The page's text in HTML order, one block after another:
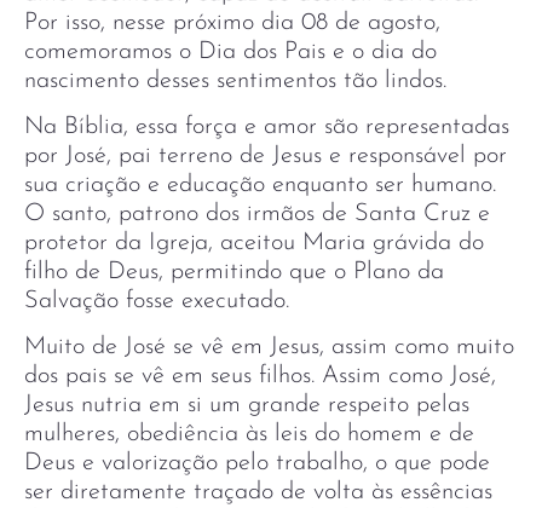
Por isso, nesse próximo dia 08 de agosto,
comemoramos o Dia dos Pais e o dia do
nascimento desses sentimentos tão lindos.
Na Bíblia, essa força e amor são representadas
por José, pai terreno de Jesus e responsável por
sua criação e educação enquanto ser humano.
O santo, patrono dos irmãos de Santa Cruz e
protetor da Igreja, aceitou Maria grávida do
filho de Deus, permitindo que o Plano da
Salvação fosse executado.
Muito de José se vê em Jesus, assim como muito
dos pais se vê em seus filhos. Assim como José,
Jesus nutria em si um grande respeito pelas
mulheres, obediência às leis do homem e de
Deus e valorização pelo trabalho, o que pode
ser diretamente traçado de volta às essências